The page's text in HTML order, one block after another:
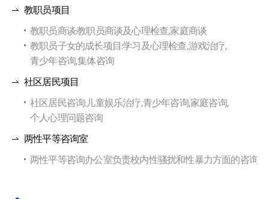
教职员项目
教职员商谈:教职员商谈及心理检查,家庭商谈
教职员子女的成长项目:学习及心理检查,游戏治疗,
青少年咨询,集体咨询
社区居民项目
社区居民咨询:儿童娱乐治疗,青少年咨询,家庭咨询,
个人心理问题咨询
两性平等咨询室
两性平等咨询办公室负责校内性骚扰和性暴力方面的咨询